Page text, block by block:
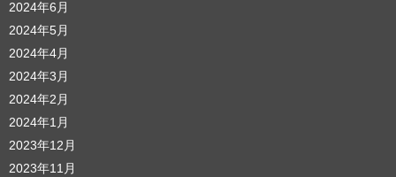
2024年6月
2024年5月
2024年4月
2024年3月
2024年2月
2024年1月
2023年12月
2023年11月